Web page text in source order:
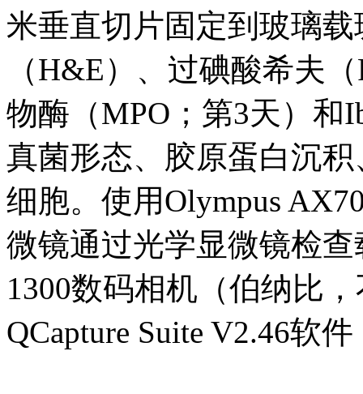
米垂直切片固定到玻璃
（H&E）、过碘酸希夫
物酶（MPO；第3天）和
真菌形态、胶原蛋白沉
细胞。使用Olympus
微镜通过光学显微镜检查
1300数码相机（伯纳比
QCapture Suite V2.46软